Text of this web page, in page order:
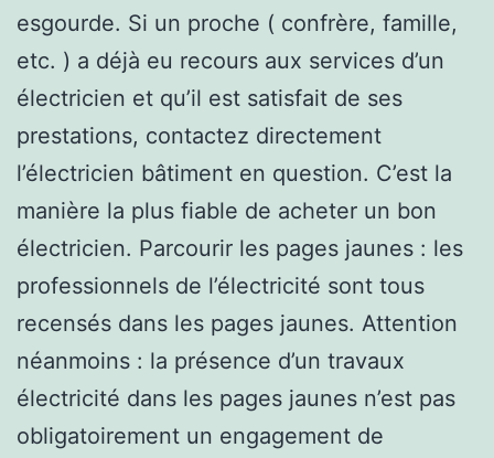
esgourde. Si un proche ( confrère, famille,
etc. ) a déjà eu recours aux services d’un
électricien et qu’il est satisfait de ses
prestations, contactez directement
l’électricien bâtiment en question. C’est la
manière la plus fiable de acheter un bon
électricien. Parcourir les pages jaunes : les
professionnels de l’électricité sont tous
recensés dans les pages jaunes. Attention
néanmoins : la présence d’un travaux
électricité dans les pages jaunes n’est pas
obligatoirement un engagement de